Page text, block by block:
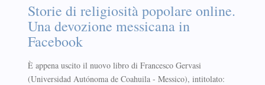
Storie di religiosità popolare online.
Una devozione messicana in
Facebook
È appena uscito il nuovo libro di Francesco Gervasi
(Universidad Autónoma de Coahuila - Messico), intitolato: